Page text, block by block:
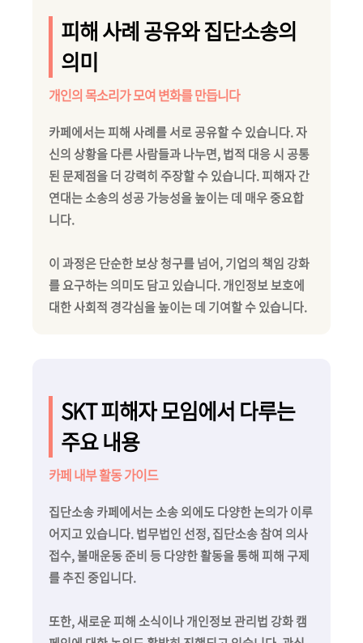
피해 사례 공유와 집단소송의
의미
개인의 목소리가 모여 변화를 만듭니다
카페에서는 피해 사례를 서로 공유할 수 있습니다. 자
신의 상황을 다른 사람들과 나누면, 법적 대응 시 공통
된 문제점을 더 강력히 주장할 수 있습니다. 피해자 간
연대는 소송의 성공 가능성을 높이는 데 매우 중요합
니다.
이 과정은 단순한 보상 청구를 넘어, 기업의 책임 강화
를 요구하는 의미도 담고 있습니다. 개인정보 보호에
대한 사회적 경각심을 높이는 데 기여할 수 있습니다.
SKT 피해자 모임에서 다루는
주요 내용
카페 내부 활동 가이드
집단소송 카페에서는 소송 외에도 다양한 논의가 이루
어지고 있습니다. 법무법인 선정, 집단소송 참여 의사
접수, 불매운동 준비 등 다양한 활동을 통해 피해 구제
를 추진 중입니다.
또한, 새로운 피해 소식이나 개인정보 관리법 강화 캠